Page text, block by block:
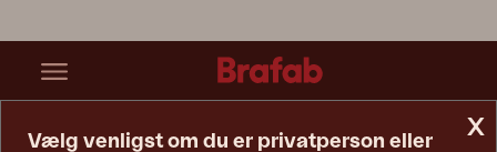
x
Vælg venligst om du er privatperson eller